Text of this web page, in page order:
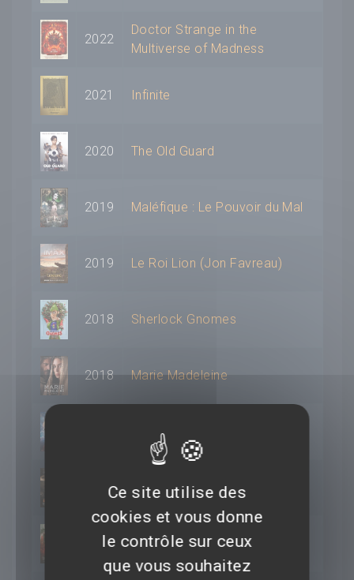
2022
Doctor Strange in the
Multiverse of Madness
2021 Infinite
2020 The Old Guard
2019 Maléfique : Le Pouvoir du Mal
2019 Le Roi Lion (Jon Favreau)
2018 Sherlock Gnomes
2018 Marie Madeleine
Doctor Strange
2016 Aux yeux de tous
2016 Triple 9
Ce site utilise des
cookies et vous donne
le contrôle sur ceux
que vous souhaitez